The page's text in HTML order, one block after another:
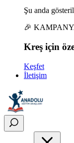
Şu anda
🎉
Kreş için
Keşfet
İletişim